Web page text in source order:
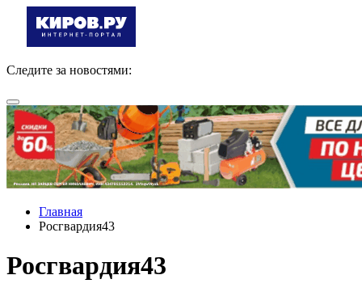
Следите за новостями:
Главная
Росгвардия43
Росгвардия43